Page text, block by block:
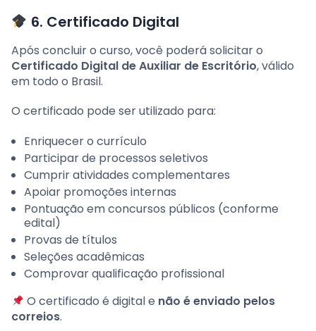
6. Certificado Digital
Após concluir o curso, você poderá solicitar o
Certificado Digital de Auxiliar de Escritório, válido
em todo o Brasil.
O certificado pode ser utilizado para:
Enriquecer o currículo
Participar de processos seletivos
Cumprir atividades complementares
Apoiar promoções internas
Pontuação em concursos públicos (conforme
edital)
Provas de títulos
Seleções acadêmicas
Comprovar qualificação profissional
O certificado é digital e não é enviado pelos
correios.